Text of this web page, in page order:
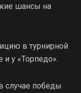
шансы на
в турнирной
у «Торпедо».
случае победы